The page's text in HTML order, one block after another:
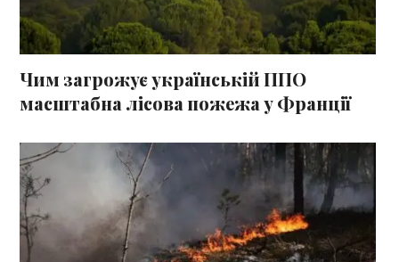
Чим загрожує українській ППО
масштабна лісова пожежа у Франції